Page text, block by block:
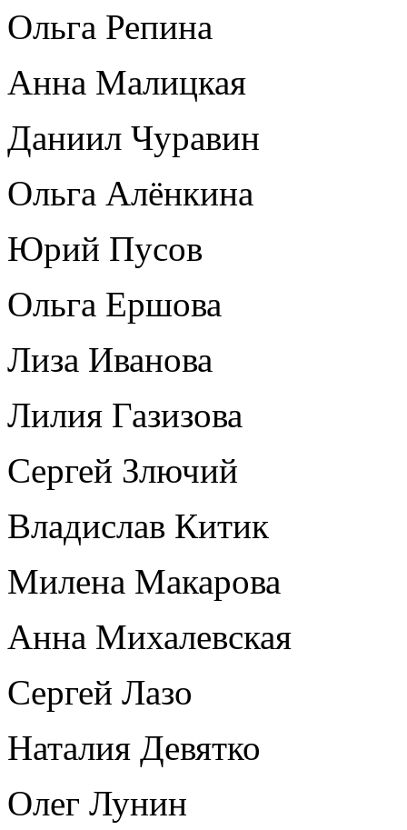
Ольга Репина
Анна Малицкая
Даниил Чуравин
Ольга Алёнкина
Юрий Пусов
Ольга Ершова
Лиза Иванова
Лилия Газизова
Сергей Злючий
Владислав Китик
Милена Макарова
Анна Михалевская
Сергей Лазо
Наталия Девятко
Олег Лунин